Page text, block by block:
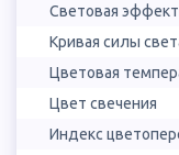
Световая
Кривая силы
Цветовая
Цвет свечения
Индекс